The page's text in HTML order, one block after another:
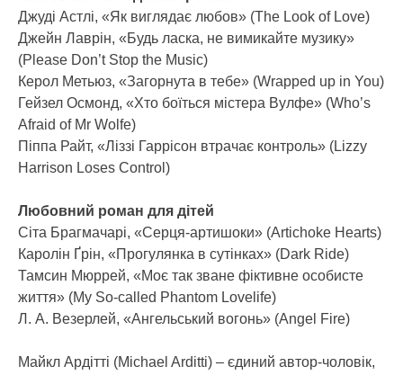
Джуді Астлі, «Як виглядає любов» (The Look of Love)
Джейн Лаврін, «Будь ласка, не вимикайте музику»
(Please Don’t Stop the Music)
Керол Метьюз, «Загорнута в тебе» (Wrapped up in You)
Гейзел Осмонд, «Хто боїться містера Вулфе» (Who’s
Afraid of Mr Wolfe)
Піппа Райт, «Ліззі Гаррісон втрачає контроль» (Lizzy
Harrison Loses Control)
Любовний роман для дітей
Сіта Брагмачарі, «Серця-артишоки» (Artichoke Hearts)
Каролін Ґрін, «Прогулянка в сутінках» (Dark Ride)
Тамсин Мюррей, «Моє так зване фіктивне особисте
життя» (My So-called Phantom Lovelife)
Л. А. Везерлей, «Ангельський вогонь» (Angel Fire)
Майкл Ардітті (Michael Arditti) – єдиний автор-чоловік,